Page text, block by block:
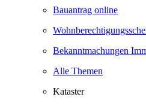
Bauantrag online
Bekanntmachungen
Alle Themen
Kataster